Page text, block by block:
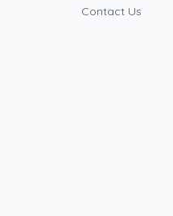
Contact Us